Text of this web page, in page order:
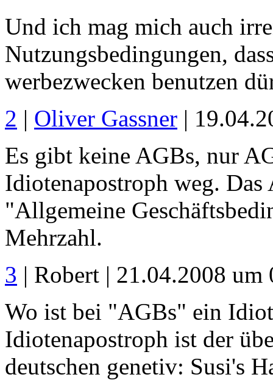
Und ich mag mich auch
Nutzungsbedingungen,
werbezwecken benutzen
2 | Oliver Gassner |
Es gibt keine AGBs, nur
Idiotenapostroph weg.
"Allgemeine
Mehrzahl.
3 | Robert | 21.04.2008 um
Wo ist bei "AGBs" ein
Idiotenapostroph ist der
deutschen genetiv: Susi's